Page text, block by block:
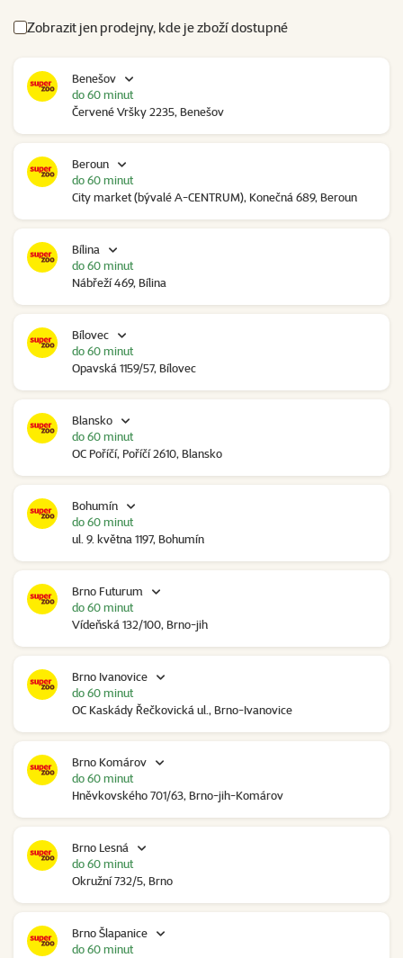
Zobrazit jen prodejny, kde je zboží dostupné
Benešov
Červené Vršky 2235, Benešov
do 60 minut
Beroun
City market (bývalé A-CENTRUM), Konečná 689, Beroun
do 60 minut
Bílina
Nábřeží 469, Bílina
do 60 minut
Bílovec
Opavská 1159/57, Bílovec
do 60 minut
Blansko
OC Poříčí, Poříčí 2610, Blansko
do 60 minut
Bohumín
ul. 9. května 1197, Bohumín
do 60 minut
Brno Futurum
Vídeňská 132/100, Brno-jih
do 60 minut
Brno Ivanovice
OC Kaskády Řečkovická ul., Brno-Ivanovice
do 60 minut
Brno Komárov
Hněvkovského 701/63, Brno-jih-Komárov
do 60 minut
Brno Lesná
Okružní 732/5, Brno
do 60 minut
Brno Šlapanice
do 60 minut